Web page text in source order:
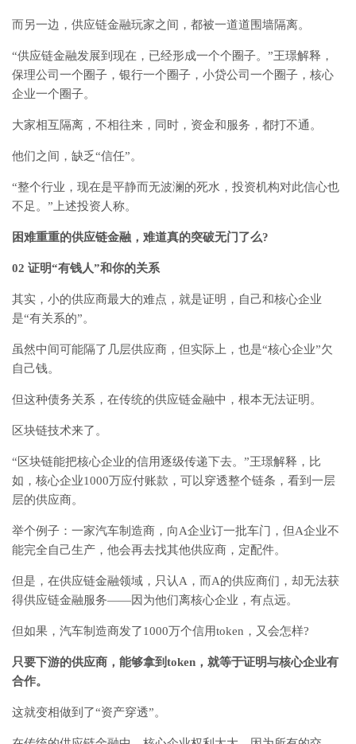
而另一边，供应链金融玩家之间，都被一道道围墙隔离。
“供应链金融发展到现在，已经形成一个个圈子。”王璟解释，
保理公司一个圈子，银行一个圈子，小贷公司一个圈子，核心
企业一个圈子。
大家相互隔离，不相往来，同时，资金和服务，都打不通。
他们之间，缺乏“信任”。
“整个行业，现在是平静而无波澜的死水，投资机构对此信心也
不足。”上述投资人称。
困难重重的供应链金融，难道真的突破无门了么?
02 证明“有钱人”和你的关系
其实，小的供应商最大的难点，就是证明，自己和核心企业
是“有关系的”。
虽然中间可能隔了几层供应商，但实际上，也是“核心企业”欠
自己钱。
但这种债务关系，在传统的供应链金融中，根本无法证明。
区块链技术来了。
“区块链能把核心企业的信用逐级传递下去。”王璟解释，比
如，核心企业1000万应付账款，可以穿透整个链条，看到一层
层的供应商。
举个例子：一家汽车制造商，向A企业订一批车门，但A企业不
能完全自己生产，他会再去找其他供应商，定配件。
但是，在供应链金融领域，只认A，而A的供应商们，却无法获
得供应链金融服务——因为他们离核心企业，有点远。
但如果，汽车制造商发了1000万个信用token，又会怎样?
只要下游的供应商，能够拿到token，就等于证明与核心企业有
合作。
这就变相做到了“资产穿透”。